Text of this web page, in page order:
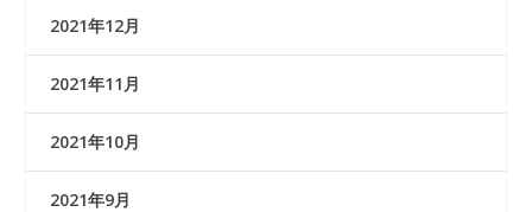
2021年12月
2021年11月
2021年10月
2021年9月